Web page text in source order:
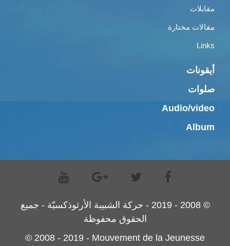
مقابلات
مقالات مختارة
Links
أيقونات
صلوات
Audio/video
Album
© 2008 - 2019 - حركة الشبيبة الأرثوذكسيّة - جميع
الحقوق محفوظة
© 2008 - 2019 - Mouvement de la Jeunesse